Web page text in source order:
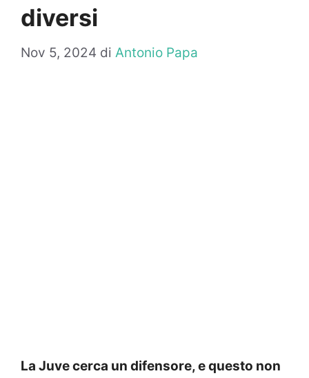
diversi
Nov 5, 2024 di Antonio Papa
La Juve cerca un difensore, e questo non